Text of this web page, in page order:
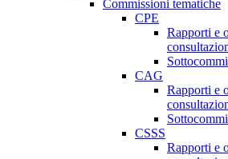
Commissioni tematiche
CPE
Rapporti e
CAG
Rapporti e
CSSS
Rapporti e